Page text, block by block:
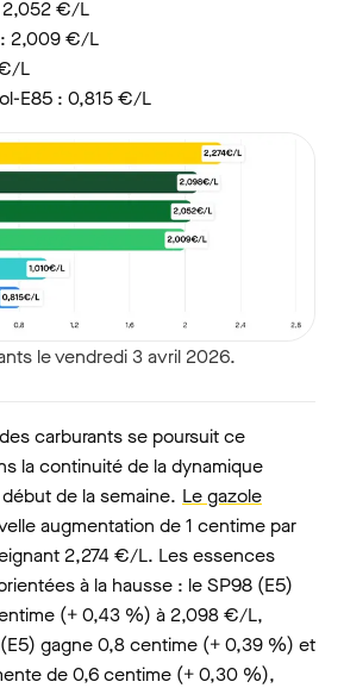
2,052 €/L
: 2,009 €/L
L
E85 : 0,815 €/L
le vendredi 3 avril 2026.
carburants se poursuit ce
la continuité de la dynamique
de la semaine. Le gazole
augmentation de 1 centime par
2,274 €/L. Les essences
à la hausse : le SP98 (E5)
(+ 0,43 %) à 2,098 €/L,
gagne 0,8 centime (+ 0,39 %) et
de 0,6 centime (+ 0,30 %),